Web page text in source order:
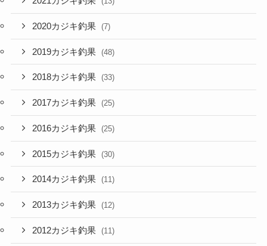
2020カジキ釣果 (7)
2019カジキ釣果 (48)
2018カジキ釣果 (33)
2017カジキ釣果 (25)
2016カジキ釣果 (25)
2015カジキ釣果 (30)
2014カジキ釣果 (11)
2013カジキ釣果 (12)
2012カジキ釣果 (11)